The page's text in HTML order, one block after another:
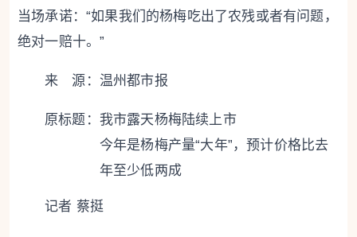
当场承诺：“如果我们的杨梅吃出了农残或者有问题，
绝对一赔十。”
来 源：温州都市报
原标题： 我市露天杨梅陆续上市
今年是杨梅产量“大年”，预计价格比去
年至少低两成
记者 蔡挺